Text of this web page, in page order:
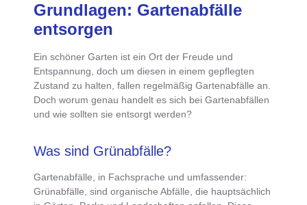
Grundlagen: Gartenabfälle
entsorgen
Ein schöner Garten ist ein Ort der Freude und
Entspannung, doch um diesen in einem gepflegten
Zustand zu halten,fallen regelmäßig Gartenabfälle an
Doch worum genau handelt es sich bei Gartenabfällen
und wie sollten sie entsorgt werden?
Was sind Grünabfälle?
Gartenabfälle, in Fachsprache und umfassender:
Grünabfälle, sind organische Abfälle, die hauptsächlich